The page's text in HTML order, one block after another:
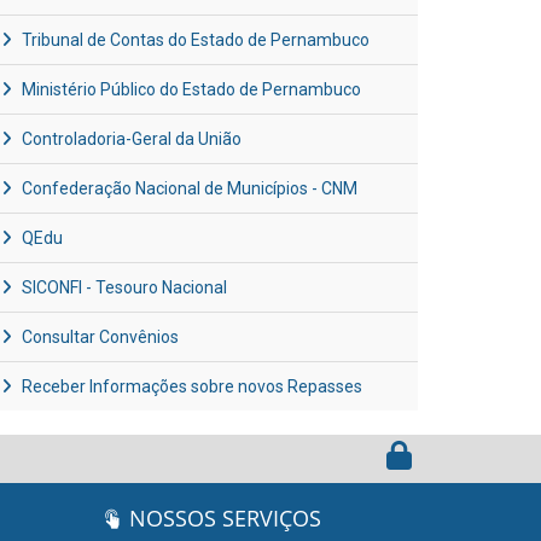
Tribunal de Contas do Estado de Pernambuco
Ministério Público do Estado de Pernambuco
Controladoria-Geral da União
Confederação Nacional de Municípios - CNM
QEdu
SICONFI - Tesouro Nacional
Consultar Convênios
Receber Informações sobre novos Repasses
NOSSOS SERVIÇOS